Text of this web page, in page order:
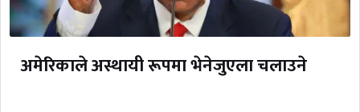
अमेरिकाले अस्थायी रूपमा भेनेजुएला चलाउने